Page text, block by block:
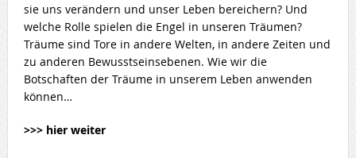
sie uns verändern und unser Leben bereichern? Und
welche Rolle spielen die Engel in unseren Träumen?
Träume sind Tore in andere Welten, in andere Zeiten und
zu anderen Bewusstseinsebenen. Wie wir die
Botschaften der Träume in unserem Leben anwenden
können…
>>> hier weiter